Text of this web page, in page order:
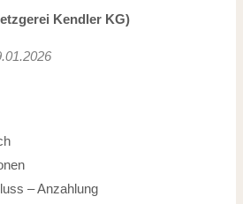
Kendler KG)
– Anzahlung